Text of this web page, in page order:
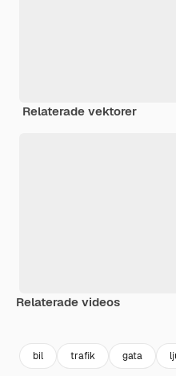
Relaterade vektorer
Relaterade videos
bil trafik gata